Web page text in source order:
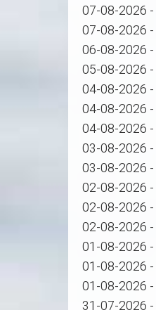
07-08-2026 -
07-08-2026 -
06-08-2026 -
05-08-2026 -
04-08-2026 -
04-08-2026 -
04-08-2026 -
03-08-2026 -
03-08-2026 -
02-08-2026 -
02-08-2026 -
02-08-2026 -
01-08-2026 -
01-08-2026 -
01-08-2026 -
31-07-2026 -